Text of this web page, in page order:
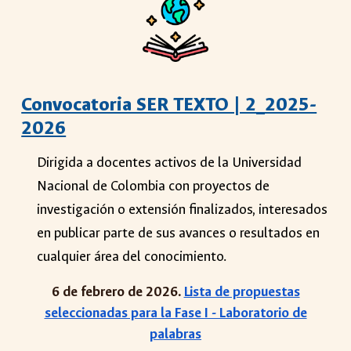
Convocatoria SER TEXTO | 2_2025-
2026
Dirigida a docentes activos de la Universidad
Nacional de Colombia con proyectos de
investigación o extensión finalizados, interesados
en publicar parte de sus avances o resultados en
cualquier área del conocimiento.
6 de febrero de 2026. Lista de propuestas
seleccionadas para la Fase I - Laboratorio de
palabras